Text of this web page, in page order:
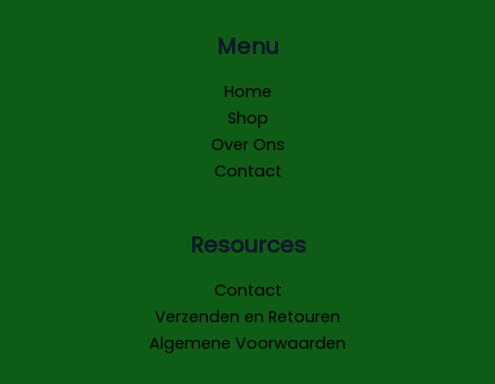
Menu
Home
Shop
Over Ons
Contact
Resources
Contact
Verzenden en Retouren
Algemene Voorwaarden